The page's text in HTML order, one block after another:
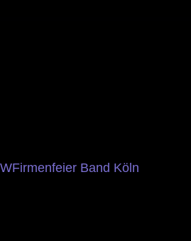
Firmenfeier Band Köln